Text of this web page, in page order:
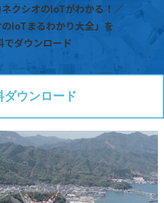
クシオのIoTがわかる！／
のIoTまるわかり大全」を
でダウンロード
ダウンロード